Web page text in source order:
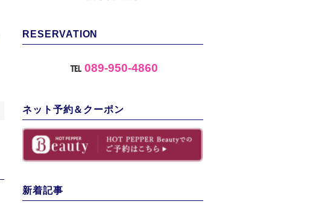
RESERVATION
℡089-950-4860
ネット予約＆クーポン
新着記事